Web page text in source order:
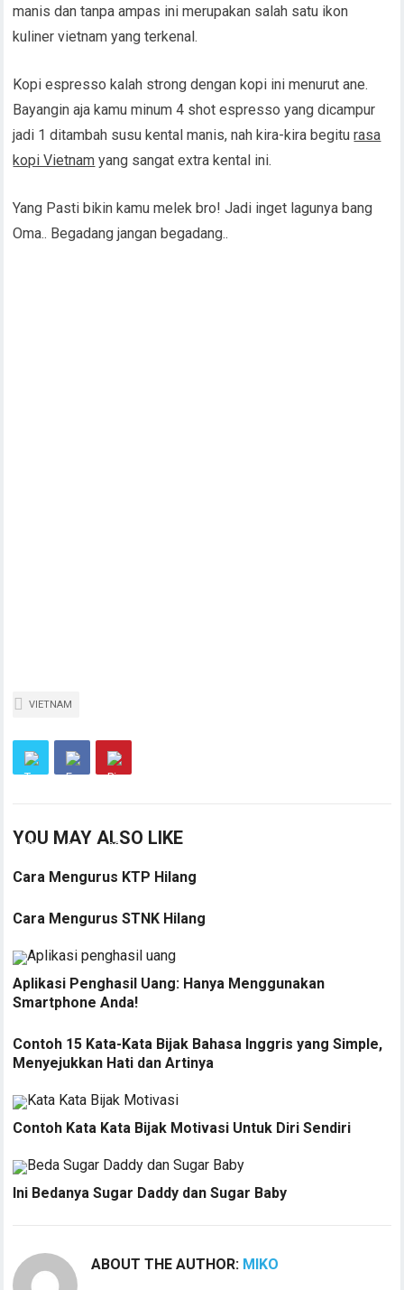
manis dan tanpa ampas ini merupakan salah satu ikon
kuliner vietnam yang terkenal.
Kopi espresso kalah strong dengan kopi ini menurut ane.
Bayangin aja kamu minum 4 shot espresso yang dicampur
jadi 1 ditambah susu kental manis, nah kira-kira begiturasa
kopi Vietnam yang sangat extra kental ini.
Yang Pasti bikin kamu melek bro! Jadi inget lagunya bang
Oma.. Begadang jangan begadang..
VIETNAM
YOU MAY ALSO LIKE
Cara Mengurus KTP Hilang
Cara Mengurus STNK Hilang
Aplikasi Penghasil Uang: Hanya Menggunakan
Smartphone Anda!
Contoh 15 Kata-Kata Bijak Bahasa Inggris yang Simple,
Menyejukkan Hati dan Artinya
Contoh Kata Kata Bijak Motivasi Untuk Diri Sendiri
Ini Bedanya Sugar Daddy dan Sugar Baby
ABOUT THE AUTHOR: MIKO